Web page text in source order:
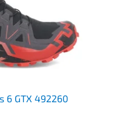
6 GTX 492260